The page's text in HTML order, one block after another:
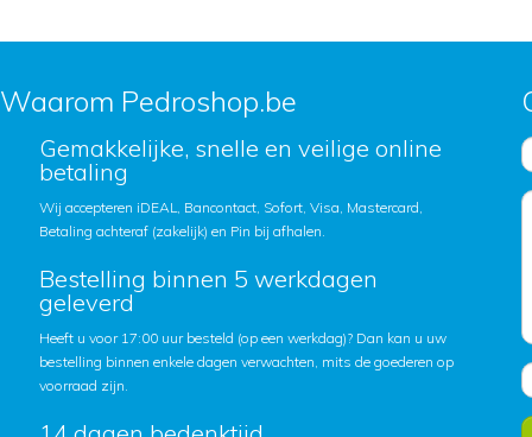
Waarom Pedroshop.be
Gemakkelijke, snelle en veilige online
betaling
Wij accepteren iDEAL, Bancontact, Sofort, Visa, Mastercard,
Betaling achteraf (zakelijk) en Pin bij afhalen.
Bestelling binnen 5 werkdagen
geleverd
Heeft u voor 17:00 uur besteld (op een werkdag)? Dan kan u uw
bestelling binnen enkele dagen verwachten, mits de goederen op
voorraad zijn.